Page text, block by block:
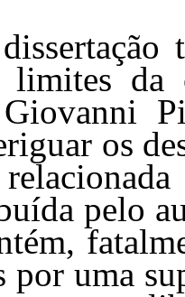
da
os
pelo
por uma